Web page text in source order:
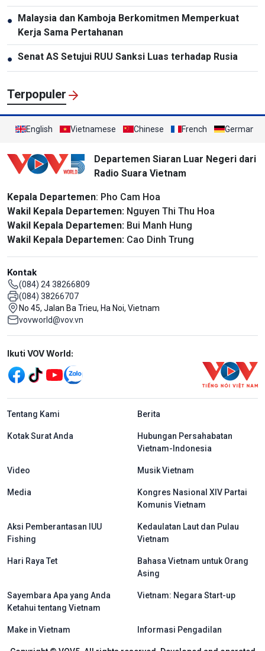
● Malaysia dan Kamboja Berkomitmen Memperkuat
Kerja Sama Pertahanan
● Senat AS Setujui RUU Sanksi Luas terhadap Rusia
Terpopuler
English Vietnamese Chinese French German
Departemen Siaran Luar Negeri dari
Radio Suara Vietnam
Kepala Departemen: Pho Cam Hoa
Wakil Kepala Departemen: Nguyen Thi Thu Hoa
Wakil Kepala Departemen: Bui Manh Hung
Wakil Kepala Departemen: Cao Dinh Trung
Kontak
(084) 24 38266809
(084) 38266707
No 45, Jalan Ba Trieu, Ha Noi, Vietnam
vovworld@vov.vn
Mạng xã hội
Ikuti VOV World:
menu footer tiếng Indo
Tentang Kami Berita
Kotak Surat Anda
Hubungan Persahabatan
Vietnam-Indonesia
Video Musik Vietnam
Media
Kongres Nasional XIV Partai
Komunis Vietnam
Aksi Pemberantasan IUU
Fishing
Kedaulatan Laut dan Pulau
Vietnam
Hari Raya Tet
Bahasa Vietnam untuk Orang
Asing
Sayembara Apa yang Anda
Ketahui tentang Vietnam
Vietnam: Negara Start-up
Make in Vietnam Informasi Pengadilan